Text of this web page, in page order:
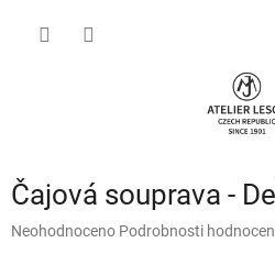
Čajová souprava -
Průměrné
Neohodnoceno Podrobnosti